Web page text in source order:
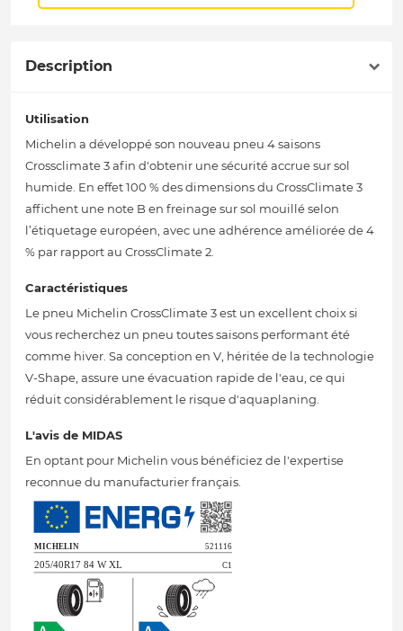
Description
Utilisation
Michelin a développé son nouveau pneu 4 saisons
Crossclimate 3 afin d'obtenir une sécurité accrue sur sol
humide. En effet 100 % des dimensions du CrossClimate 3
affichent une note B en freinage sur sol mouillé selon
l’étiquetage européen, avec une adhérence améliorée de 4
% par rapport au CrossClimate 2.
Caractéristiques
Le pneu Michelin CrossClimate 3 est un excellent choix si
vous recherchez un pneu toutes saisons performant été
comme hiver. Sa conception en V, héritée de la technologie
V-Shape, assure une évacuation rapide de l'eau, ce qui
réduit considérablement le risque d'aquaplaning.
L'avis de MIDAS
En optant pour Michelin vous bénéficiez de l'expertise
reconnue du manufacturier français.